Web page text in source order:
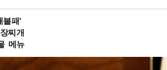
불패'
찌개
메뉴